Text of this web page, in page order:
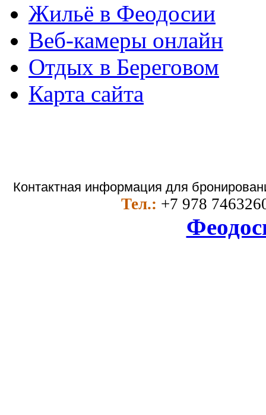
Жильё в Феодосии
Веб-камеры онлайн
Отдых в Береговом
Карта сайта
Контактная информация для
Тел.: +7 978